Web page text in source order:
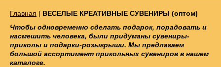
Главная | ВЕСЕЛЫЕ КРЕАТИВНЫЕ СУВЕНИРЫ (оптом)
Чтобы одновременно сделать подарок, порадовать и
насмешить человека, были придуманы сувениры-
приколы и подарки-розыгрыши. Мы предлагаем
большой ассортимент прикольных сувениров в нашем
каталоге.